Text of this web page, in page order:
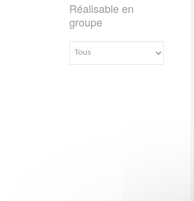
Réalisable en
groupe